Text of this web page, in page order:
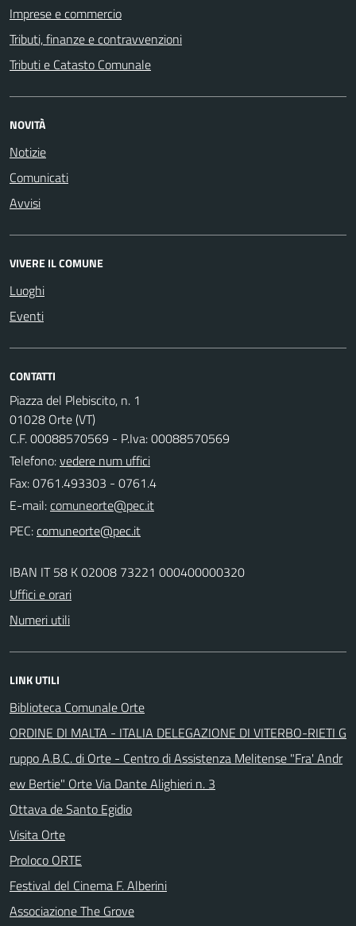
Imprese e commercio
Tributi, finanze e contravvenzioni
Tributi e Catasto Comunale
NOVITÀ
Notizie
Comunicati
Avvisi
VIVERE IL COMUNE
Luoghi
Eventi
CONTATTI
Piazza del Plebiscito, n. 1
01028 Orte (VT)
C.F. 00088570569 - P.Iva: 00088570569
Telefono:vedere num uffici
Fax: 0761.493303 - 0761.4
E-mail:
PEC:
IBAN IT 58 K 02008 73221 000400000320
Uffici e orari
Numeri utili
LINK UTILI
Biblioteca Comunale Orte
ORDINE DI MALTA - ITALIA DELEGAZIONE DI VITERBO-RIETI G
ruppo A.B.C. di Orte - Centro di Assistenza Melitense "Fra' Andr
ew Bertie" Orte Via Dante Alighieri n. 3
Ottava de Santo Egidio
Visita Orte
Proloco ORTE
Festival del Cinema F. Alberini
Associazione The Grove